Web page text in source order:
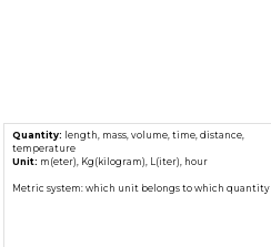
Quantity: length, mass, volume, time, distance,
temperature
Unit: m(eter), Kg(kilogram), L(iter), hour
Metric system: which unit belongs to which quantity